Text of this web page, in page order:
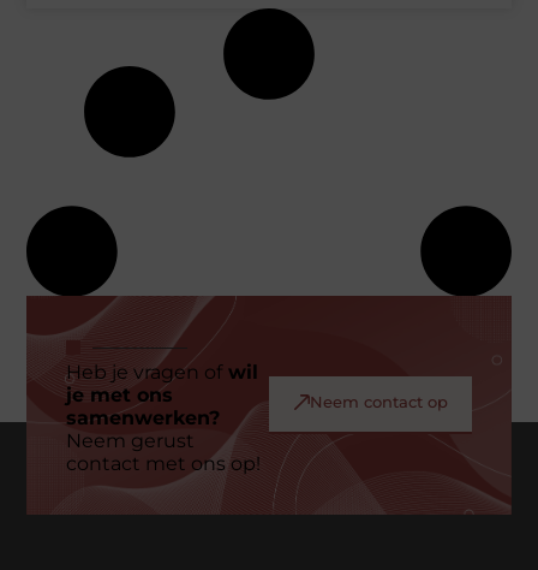
Heb je vragen ofwil
je met ons
samenwerken?
Neem gerust
contact met ons op!
Neem contact op